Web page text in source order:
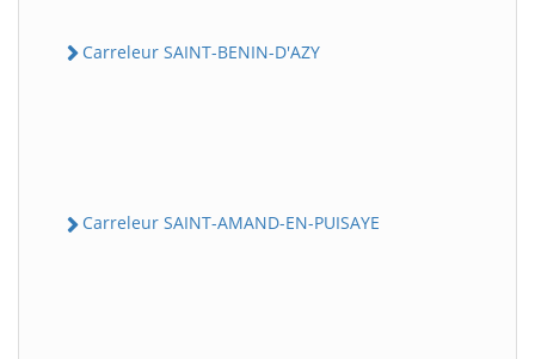
Carreleur SAINT-BENIN-D'AZY
Carreleur SAINT-AMAND-EN-PUISAYE